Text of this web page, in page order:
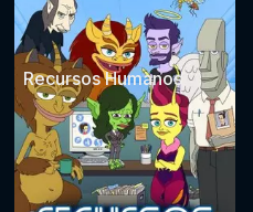
Recursos Humanos